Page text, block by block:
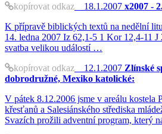
kopírovat odkaz 18.1.2007 x2007 -
K přípravě biblických textů na nedělní
14. ledna 2007 Iz 62,1-5 1 Kor 12,4-11
svatba velikou událostí …
kopírovat odkaz 12.1.2007 Zlínské
dobrodružné, Mexiko katolické:
V pátek 8.12.2006 jsme v areálu kostela
křesťanů a Salesiánského střediska
Svazích prožili adventní program, který